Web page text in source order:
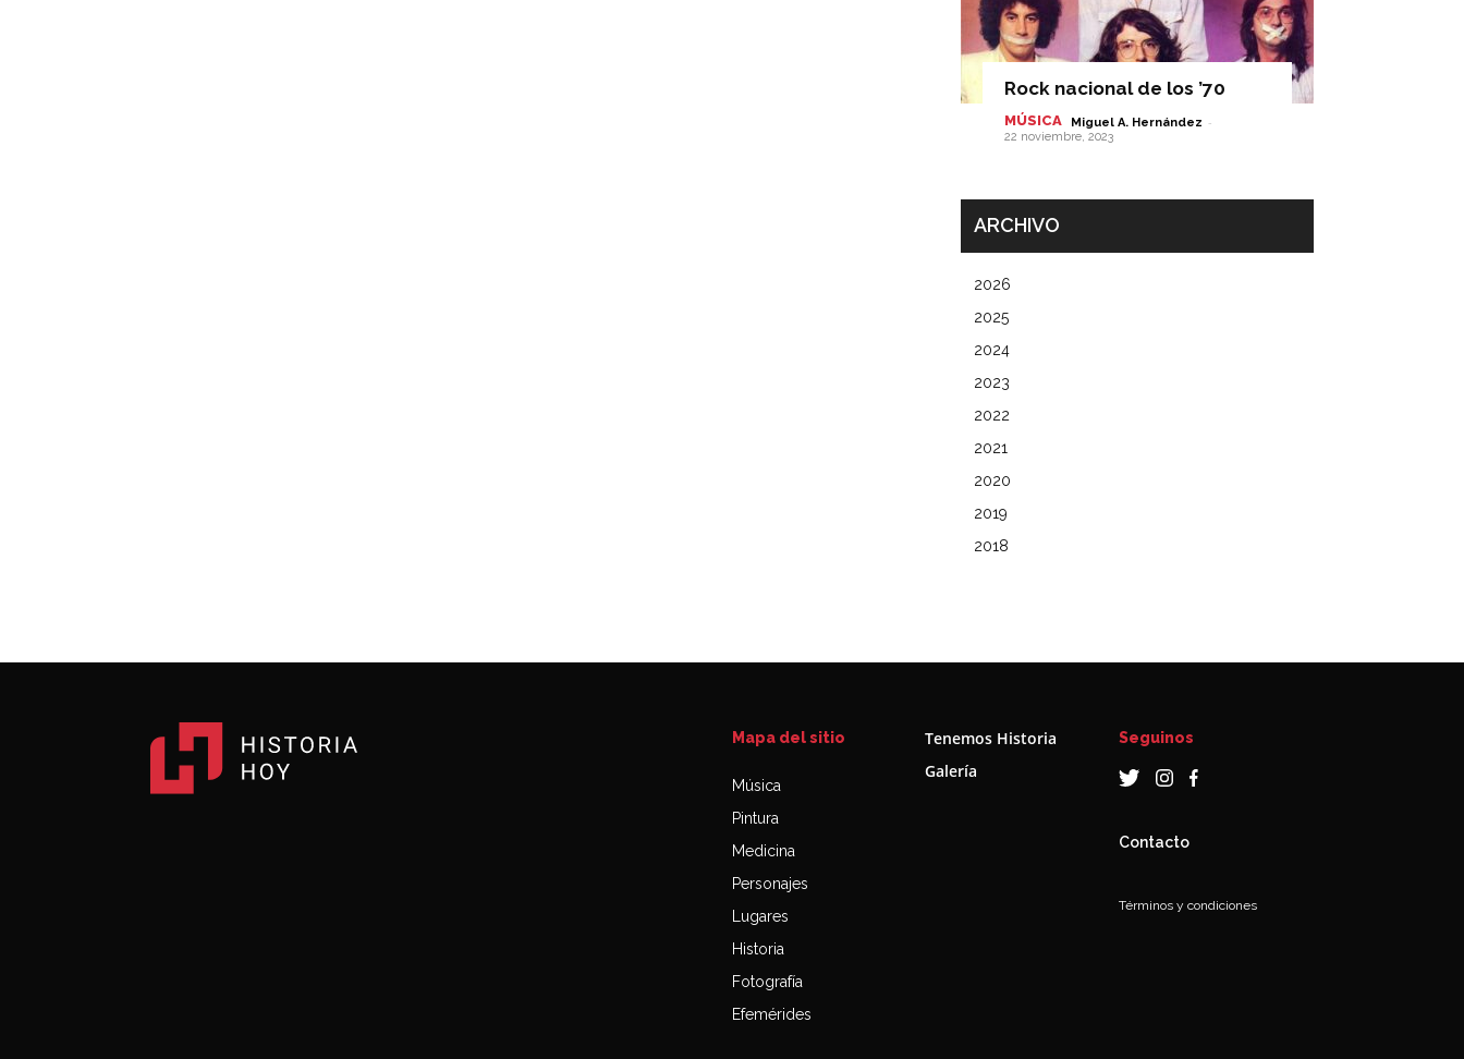
Rock nacional de los ’70
MÚSICA Miguel A. Hernández -
22 noviembre, 2023
ARCHIVO
2026
2025
2024
2023
2022
2021
2020
2019
2018
Mapa del sitio
Música
Pintura
Medicina
Personajes
Lugares
Historia
Fotografía
Efemérides
Tenemos Historia
Galería
Seguinos
Contacto
Términos y condiciones